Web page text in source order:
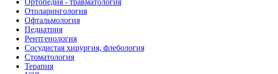
Ортопедия - травматология
Отоларингология
Офтальмология
Педиатрия
Рентгенология
Сосудистая хирургия, флебология
Стоматология
Терапия